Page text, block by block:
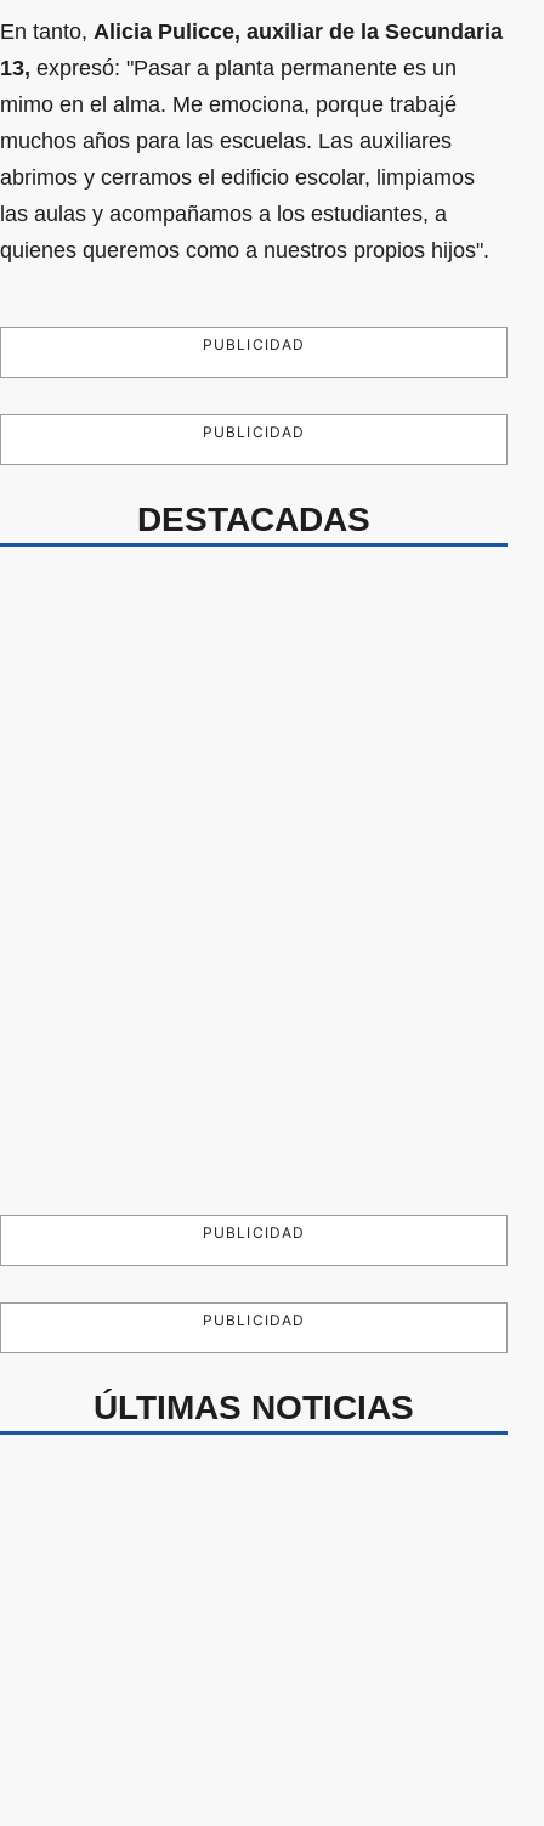
En tanto, Alicia Pulicce, auxiliar de la Secundaria
13, expresó: "Pasar a planta permanente es un
mimo en el alma. Me emociona, porque trabajé
muchos años para las escuelas. Las auxiliares
abrimos y cerramos el edificio escolar, limpiamos
las aulas y acompañamos a los estudiantes, a
quienes queremos como a nuestros propios hijos".
PUBLICIDAD
PUBLICIDAD
DESTACADAS
PUBLICIDAD
PUBLICIDAD
ÚLTIMAS NOTICIAS